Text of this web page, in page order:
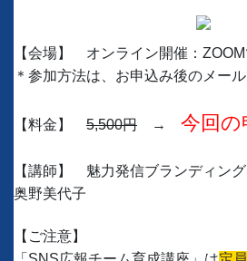
【会場】 オンライン開催：ZOOM
＊参加方法は、お申込み後のメー
【料金】 5,500円 → 今回の
【講師】 魅力発信ブランディン
奥野美代子
【ご注意】